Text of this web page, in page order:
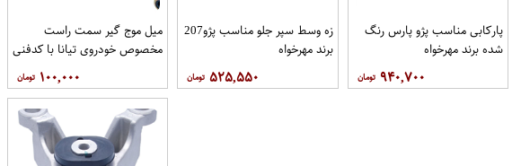
پاركابی مناسب پژو پارس رنگ
شده برند مهرخواه
۹۴۰,۷۰۰
زه وسط سپر جلو مناسب پژو207
برند مهرخواه
۵۲۵,۵۵۰
میل موج گیر سمت راست
مخصوص خودروی تیانا با کدفنی
54618-1AA0E برندنیسان موتور
فروشگاه مگاموتور ۱۰۰,۰۰۰